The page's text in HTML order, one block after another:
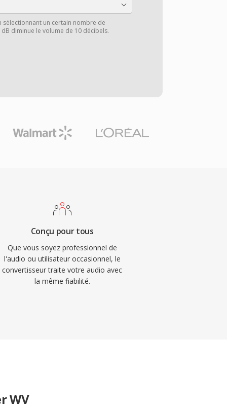
sélectionnant un certain nombre de
diminue le volume de 10 décibels.
Conçu pour tous
Que vous soyez professionnel de
l'audio ou utilisateur occasionnel, le
convertisseur traite votre audio avec
la même fiabilité.
WV